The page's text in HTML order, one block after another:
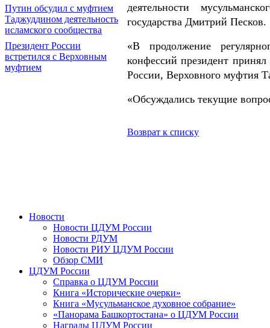
Путин обсудил с муфтием
Таджуддином деятельность
исламского сообщества
Президент России
встретился с Верховным
муфтием
деятельности
государства Дмитрий Песков.
«В продолжение
конфессий президент
России, Верховного муфтия
«Обсуждались текущие
Возврат к списку
Новости
Новости ЦДУМ России
Новости РДУМ
Новости РИУ ЦДУМ России
Обзор СМИ
ЦДУМ России
Справка о ЦДУМ России
Книга «Исторические очерки»
Книга «Мусульманское духовное собрание»
«Панорама Башкортостана» о ЦДУМ России
Награды ЦДУМ России